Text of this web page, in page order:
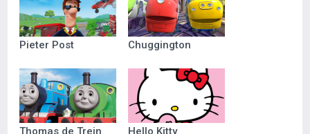
Pieter Post Chuggington
Thomas de Trein Hello Kitty